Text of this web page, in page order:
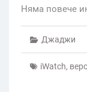
Няма повече
Джаджи
iWatch,